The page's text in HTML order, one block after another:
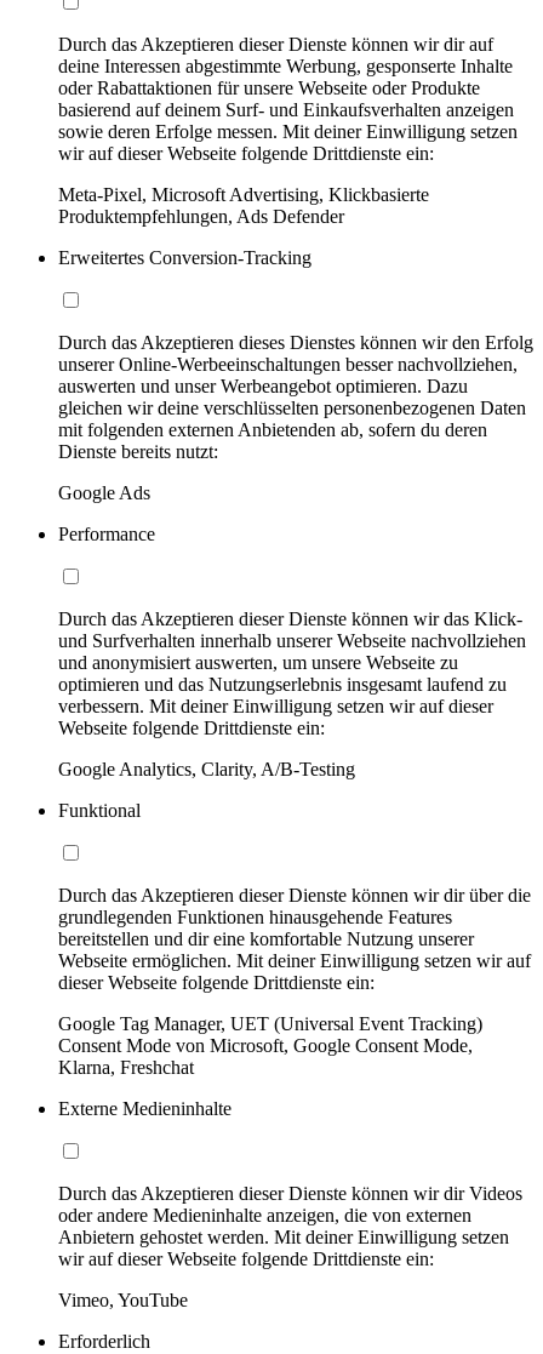
Durch das Akzeptieren dieser Dienste können wir dir auf
deine Interessen abgestimmte Werbung, gesponserte Inhalte
oder Rabattaktionen für unsere Webseite oder Produkte
basierend auf deinem Surf- und Einkaufsverhalten anzeigen
sowie deren Erfolge messen. Mit deiner Einwilligung setzen
wir auf dieser Webseite folgende Drittdienste ein:
Meta-Pixel, Microsoft Advertising, Klickbasierte
Produktempfehlungen, Ads Defender
Erweitertes Conversion-Tracking
Durch das Akzeptieren dieses Dienstes können wir den Erfolg
unserer Online-Werbeeinschaltungen besser nachvollziehen,
auswerten und unser Werbeangebot optimieren. Dazu
gleichen wir deine verschlüsselten personenbezogenen Daten
mit folgenden externen Anbietenden ab, sofern du deren
Dienste bereits nutzt:
Google Ads
Performance
Durch das Akzeptieren dieser Dienste können wir das Klick-
und Surfverhalten innerhalb unserer Webseite nachvollziehen
und anonymisiert auswerten, um unsere Webseite zu
optimieren und das Nutzungserlebnis insgesamt laufend zu
verbessern. Mit deiner Einwilligung setzen wir auf dieser
Webseite folgende Drittdienste ein:
Google Analytics, Clarity, A/B-Testing
Funktional
Durch das Akzeptieren dieser Dienste können wir dir über die
grundlegenden Funktionen hinausgehende Features
bereitstellen und dir eine komfortable Nutzung unserer
Webseite ermöglichen. Mit deiner Einwilligung setzen wir auf
dieser Webseite folgende Drittdienste ein:
Google Tag Manager, UET (Universal Event Tracking)
Consent Mode von Microsoft, Google Consent Mode,
Klarna, Freshchat
Externe Medieninhalte
Durch das Akzeptieren dieser Dienste können wir dir Videos
oder andere Medieninhalte anzeigen, die von externen
Anbietern gehostet werden. Mit deiner Einwilligung setzen
wir auf dieser Webseite folgende Drittdienste ein:
Vimeo, YouTube
Erforderlich